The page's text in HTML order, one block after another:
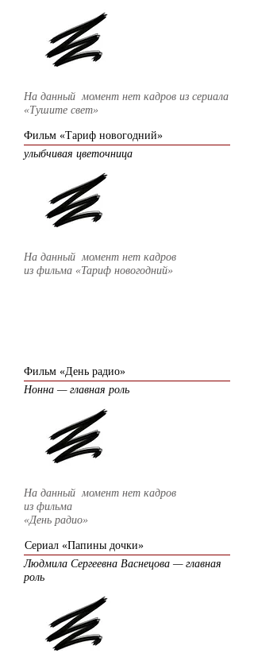
На данный момент нет кадров из сериала
«Тушите свет»
Фильм «Тариф новогодний»
улыбчивая цветочница
На данный момент нет кадров
из фильма «Тариф новогодний»
Фильм «День радио»
Нонна — главная роль
На данный момент нет кадров
из фильма
«День радио»
Сериал «Папины дочки»
Людмила Сергеевна Васнецова — главная
роль